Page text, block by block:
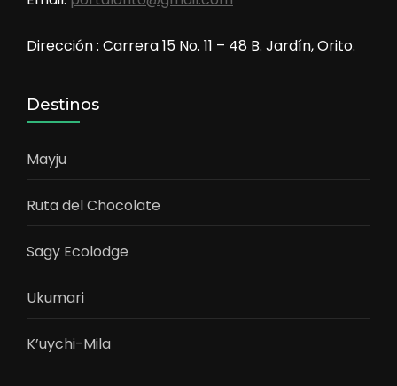
Dirección : Carrera 15 No. 11 – 48 B. Jardín, Orito.
Destinos
Mayju
Ruta del Chocolate
Sagy Ecolodge
Ukumari
K’uychi-Mila